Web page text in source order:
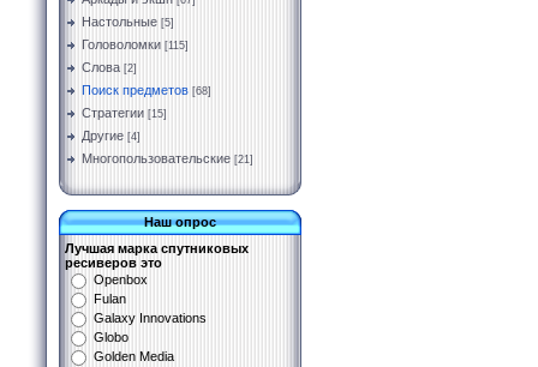
Настольные [5]
Головоломки [115]
Слова [2]
Поиск предметов [68]
Стратегии [15]
Другие [4]
Многопользовательские [21]
Наш опрос
Лучшая марка спутниковых
ресиверов это
Openbox
Fulan
Galaxy Innovations
Globo
Golden Media